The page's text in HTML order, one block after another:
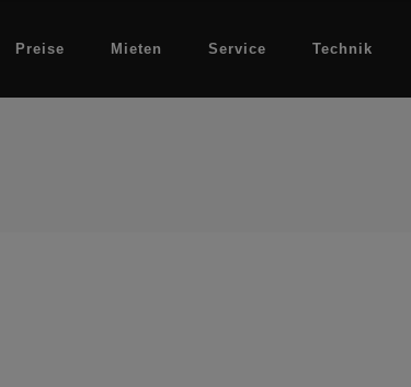
Preise Mieten Service Technik